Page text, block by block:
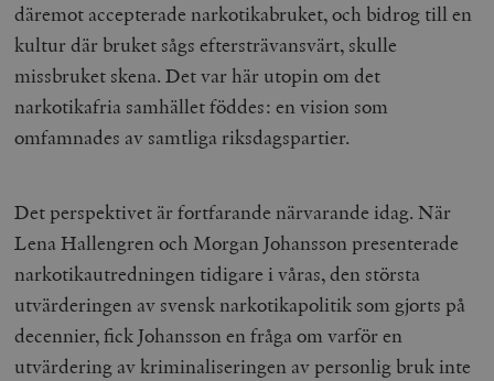
däremot accepterade narkotikabruket, och bidrog till en
kultur där bruket sågs eftersträvansvärt, skulle
missbruket skena. Det var här utopin om det
narkotikafria samhället föddes: en vision som
omfamnades av samtliga riksdagspartier.
Det perspektivet är fortfarande närvarande idag. När
Lena Hallengren och Morgan Johansson presenterade
narkotikautredningen tidigare i våras, den största
utvärderingen av svensk narkotikapolitik som gjorts på
decennier, fick Johansson en fråga om varför en
utvärdering av kriminaliseringen av personlig bruk inte